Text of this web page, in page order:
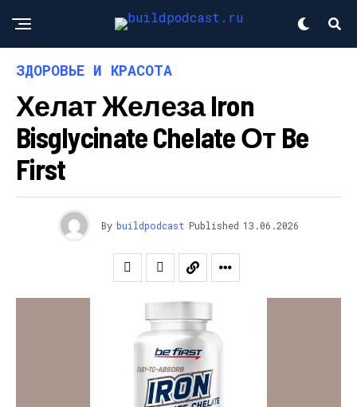
ЗДОРОВЬЕ И КРАСОТА
Хелат Железа Iron
Bisglycinate Chelate От Be
First
By buildpodcast Published 13.06.2026